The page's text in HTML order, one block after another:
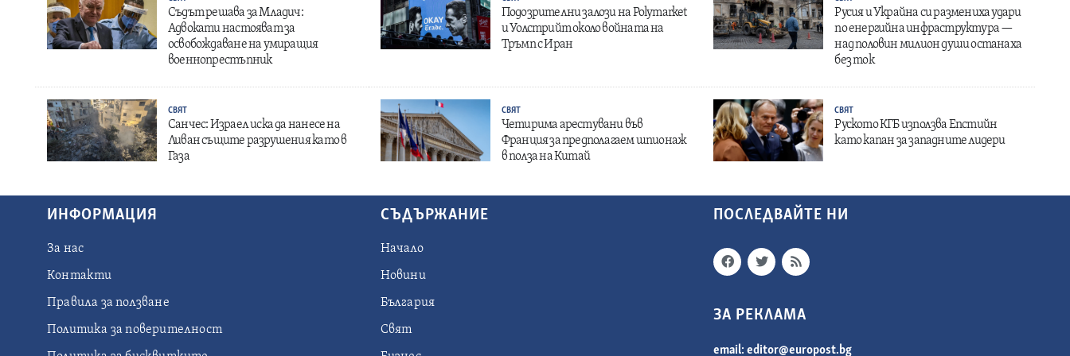
Съдът решава за Младич:
Адвокати настояват за
освобождаване на умиращия
военнопрестъпник
Подозрителни залози на Polymarket
и Уолстрийт около войната на
Тръмп с Иран
Русия и Украйна си размениха удари
по енергийна инфраструктура —
над половин милион души останаха
без ток
СВЯТ
Санчес: Израел иска да нанесе на
Ливан същите разрушения като в
Газа
СВЯТ
Четирима арестувани във
Франция за предполагаем шпионаж
в полза на Китай
СВЯТ
Руското КГБ използва Епстийн
като капан за западните лидери
ИНФОРМАЦИЯ
За нас
Контакти
Правила за ползване
Политика за поверителност
СЪДЪРЖАНИЕ
Начало
Новини
България
Свят
ПОСЛЕДВАЙТЕ НИ
ЗА РЕКЛАМА
email:editor@europost.bg